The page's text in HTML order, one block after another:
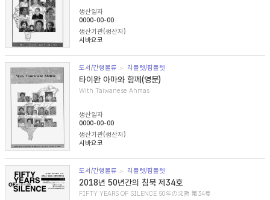
생산일자
0000-00-00
생산기관(생산자)
시바요코
도서/간행물류 리플렛/팜플렛
타이완 아마와 함께(영문)
With Taiwanese Ahmas
생산일자
0000-00-00
생산기관(생산자)
시바요코
도서/간행물류 리플렛/팜플렛
2018년 50년간의 침묵 제34호
FIFTY YEARS OF SILENCE 50年の沈黙 第34号